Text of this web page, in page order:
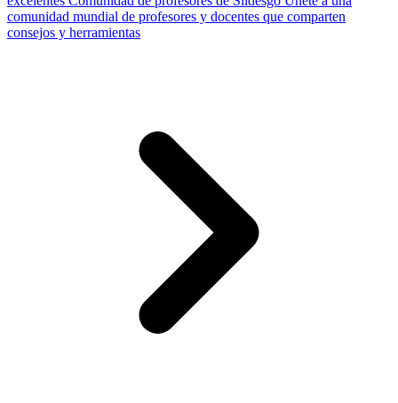
comunidad mundial de profesores y docentes que comparten
consejos y herramientas